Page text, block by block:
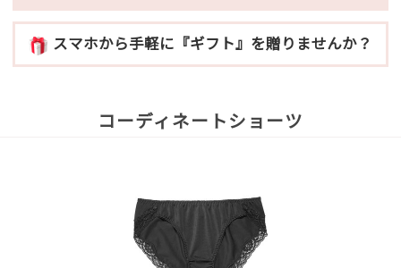
スマホから手軽に『ギフト』を贈りませんか？
コーディネートショーツ